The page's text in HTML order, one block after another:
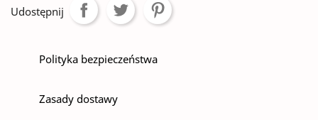
Udostępnij
Polityka bezpieczeństwa
Zasady dostawy